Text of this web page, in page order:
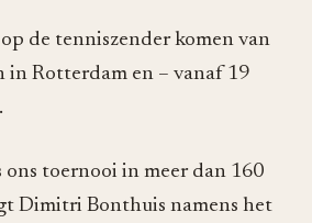
de tenniszender komen van
in Rotterdam en – vanaf 19
ons toernooi in meer dan 160
Dimitri Bonthuis namens het